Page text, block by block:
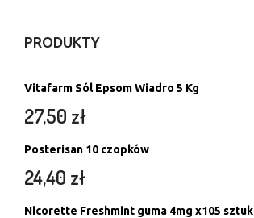
PRODUKTY
Vitafarm Sól Epsom Wiadro 5 Kg
27,50 zł
Posterisan 10 czopków
24,40 zł
Nicorette Freshmint guma 4mg x105 sztuk